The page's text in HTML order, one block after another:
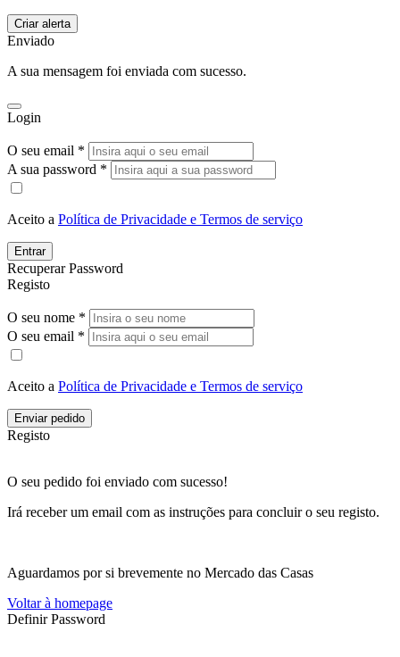
Enviado
A sua mensagem foi enviada com sucesso.
Login
O seu email *
A sua password *
Aceito a Política de Privacidade e Termos de serviço
Entrar
Recuperar Password
Registo
O seu nome *
O seu email *
Aceito a Política de Privacidade e Termos de serviço
Enviar pedido
Registo
O seu pedido foi enviado com sucesso!
Irá receber um email com as instruções para concluir o seu registo.
Aguardamos por si brevemente no Mercado das Casas
Voltar à homepage
Definir Password